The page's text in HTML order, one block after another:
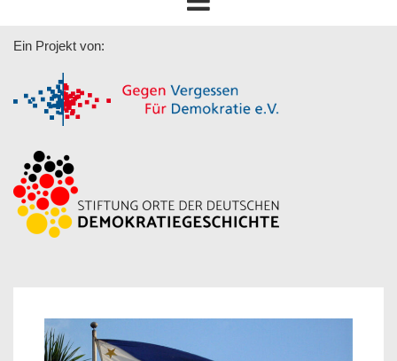
navigation
Ein Projekt von: